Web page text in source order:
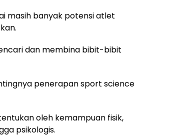
masih banyak potensi atlet
dan membina bibit-bibit
penerapan sport science
oleh kemampuan fisik,
psikologis.